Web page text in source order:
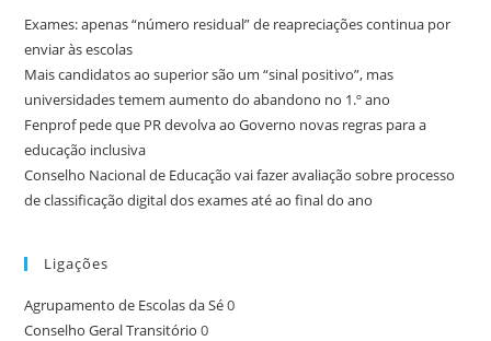
Exames: apenas “número residual” de reapreciações continua por
enviar às escolas
Mais candidatos ao superior são um “sinal positivo”, mas
universidades temem aumento do abandono no 1.º ano
Fenprof pede que PR devolva ao Governo novas regras para a
educação inclusiva
Conselho Nacional de Educação vai fazer avaliação sobre processo
de classificação digital dos exames até ao final do ano
Ligações
Agrupamento de Escolas da Sé0
Conselho Geral Transitório 0